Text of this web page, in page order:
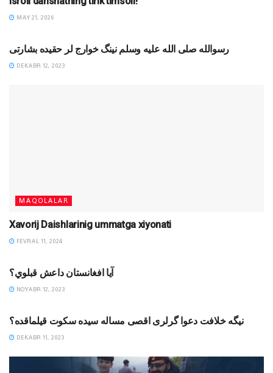
MAY 21, 2026
رسوالله صلی الله علیه وسلم نینگ خوارج لر حقیده بشارتی
DEKABR 12, 2023
MAQOLALAR
Xavorij Daishlarinig ummatga xiyonati
FEVRAL 11, 2024
آيا افغانستان داعش قبلوي؟
NOYABR 12, 2023
نیگه خلافت دعوا گرلری اقصی مساله سیده سکوت قیلماقده؟
DEKABR 11, 2023